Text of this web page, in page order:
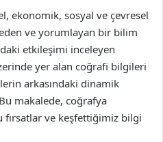
ekonomik, sosyal ve çevresel
ve yorumlayan bir bilim
etkileşimi inceleyen
yer alan coğrafi bilgileri
arkasındaki dinamik
makalede, coğrafya
ve keşfettiğimiz bilgi